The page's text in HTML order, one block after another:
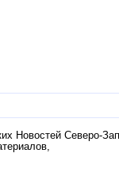
Новостей Северо-